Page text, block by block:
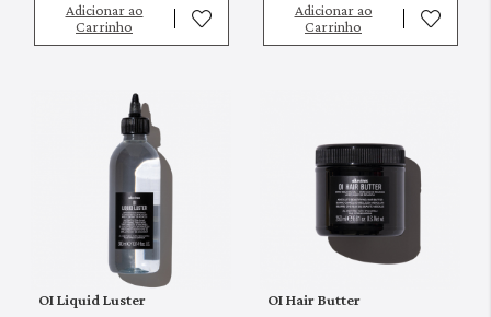
Adicionar ao
Carrinho
Adicionar ao
Carrinho
OI Liquid Luster OI Hair Butter